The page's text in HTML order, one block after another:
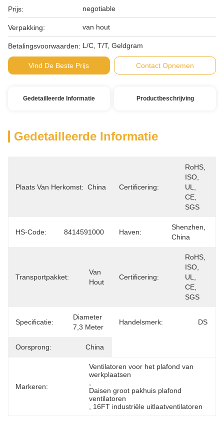
Prijs: negotiable
Verpakking: van hout
Betalingsvoorwaarden: L/C, T/T, Geldgram
Vind De Beste Prijs Contact Opnemen
Gedetailleerde Informatie Productbeschrijving
Gedetailleerde Informatie
Plaats Van Herkomst: China Certificering:
RoHS,
ISO,
UL,
CE,
SGS
HS-Code: 8414591000 Haven:
Shenzhen,
China
Transportpakket:
Van
Hout
Certificering:
RoHS,
ISO,
UL,
CE,
SGS
Specificatie:
Diameter
7,3 Meter
Handelsmerk: DS
Oorsprong: China
Markeren:
Ventilatoren voor het plafond van
werkplaatsen
Daisen groot pakhuis plafond
ventilatoren
16FT industriële uitlaatventilatoren